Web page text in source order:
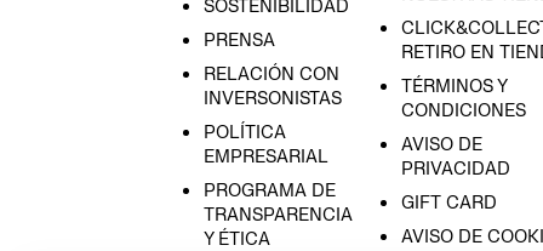
SOSTENIBILIDAD
PRENSA
RELACIÓN CON
INVERSONISTAS
POLÍTICA
EMPRESARIAL
PROGRAMA DE
TRANSPARENCIA
Y ÉTICA
RETIRO EN
TÉRMINOS Y
CONDICIONES
AVISO DE
PRIVACIDAD
GIFT CARD
AVISO DE